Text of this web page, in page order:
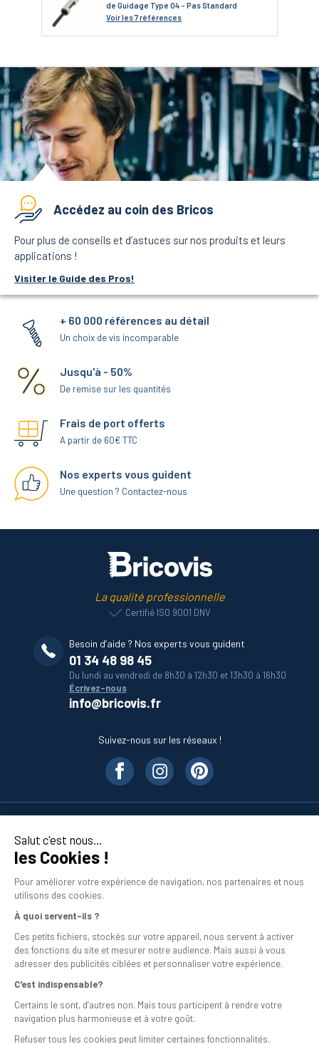
Salut c'est nous...
les Cookies !
Pour améliorer votre expérience de navigation, nos partenaires et nous
utilisons des cookies.
À quoi servent-ils ?
Ces petits fichiers, stockés sur votre appareil, nous servent à activer
des fonctions du site et mesurer notre audience. Mais aussi à vous
adresser des publicités ciblées et personnaliser votre expérience.
C'est indispensable?
Certains le sont, d’autres non. Mais tous participent à rendre votre
navigation plus harmonieuse et à votre goût.
Refuser tous les cookies peut limiter certaines fonctionnalités.
de Guidage Type 04 - Pas Standard
Voirles 7 références
Accédez au coin des Bricos
Pour plus de conseils et d’astuces sur nos produits et leurs
applications !
Visiter le Guide des Pros!
+ 60 000 références au détail
Un choix de vis incomparable
Jusqu'à - 50%
De remise sur les quantités
Frais de port offerts
A partir de 60€ TTC
Nos experts vous guident
Une question ? Contactez-nous
La qualité professionnelle
Certifié ISO 9001 DNV
Besoin d’aide ? Nos experts vous guident
01 34 48 98 45
Du lundi au vendredi de 8h30 à 12h30 et 13h30 à 16h30
Écrivez-nous
info@bricovis.fr
Suivez-nous sur les réseaux !
En savoir plus
Mentions légales
Conditions générales de vente